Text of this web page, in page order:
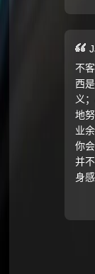
不
西
义
地
业
你
并
身